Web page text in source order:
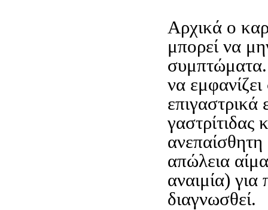
Αρχικά ο
μπορεί να
συμπτώματα.
να
επιγαστρικά
γαστρίτιδας
απώλεια
αναιμία) για
διαγνωσθεί.